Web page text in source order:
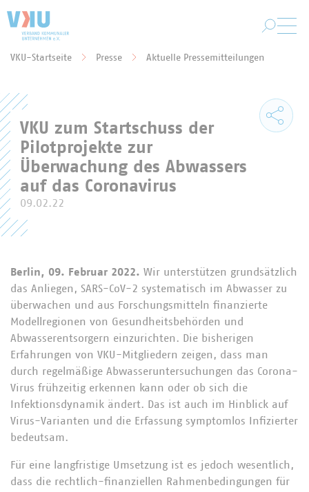
VKU-Startseite Presse Aktuelle Pressemitteilungen
VKU zum Startschuss der
Pilotprojekte zur
Überwachung des Abwassers
auf das Coronavirus
09.02.22
Berlin, 09. Februar 2022. Wir unterstützen grundsätzlich
das Anliegen, SARS-CoV-2 systematisch im Abwasser zu
überwachen und aus Forschungsmitteln finanzierte
Modellregionen von Gesundheitsbehörden und
Abwasserentsorgern einzurichten. Die bisherigen
Erfahrungen von VKU-Mitgliedern zeigen, dass man
durch regelmäßige Abwasseruntersuchungen das Corona-
Virus frühzeitig erkennen kann oder ob sich die
Infektionsdynamik ändert. Das ist auch im Hinblick auf
Virus-Varianten und die Erfassung symptomlos Infizierter
bedeutsam.
Für eine langfristige Umsetzung ist es jedoch wesentlich,
dass die rechtlich-finanziellen Rahmenbedingungen für